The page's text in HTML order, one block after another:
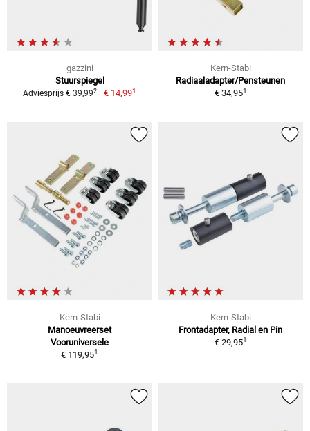
gazzini
Stuurspiegel
Adviesprijs € 39,992 € 14,991
Kern-Stabi
Radiaaladapter/Pensteunen
€ 34,951
Kern-Stabi
Manoeuvreerset
Vooruniversele
€ 119,951
Kern-Stabi
Frontadapter, Radial en Pin
€ 29,951